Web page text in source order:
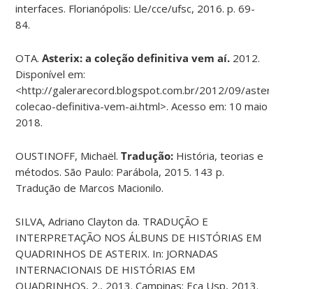
interfaces. Florianópolis: Lle/cce/ufsc, 2016. p. 69-
84.
OTA.Asterix: a coleção definitiva vem aí. 2012.
Disponível em:
<http://galerarecord.blogspot.com.br/2012/09/asterix-
colecao-definitiva-vem-ai.html>. Acesso em: 10 maio
2018.
OUSTINOFF, Michaël.Tradução: História, teorias e
métodos. São Paulo: Parábola, 2015. 143 p.
Tradução de Marcos Macionilo.
SILVA, Adriano Clayton da. TRADUÇÃO E
INTERPRETAÇÃO NOS ÁLBUNS DE HISTÓRIAS EM
QUADRINHOS DE ASTERIX. In: JORNADAS
INTERNACIONAIS DE HISTÓRIAS EM
QUADRINHOS, 2., 2013. Campinas: Eca Usp, 2013.